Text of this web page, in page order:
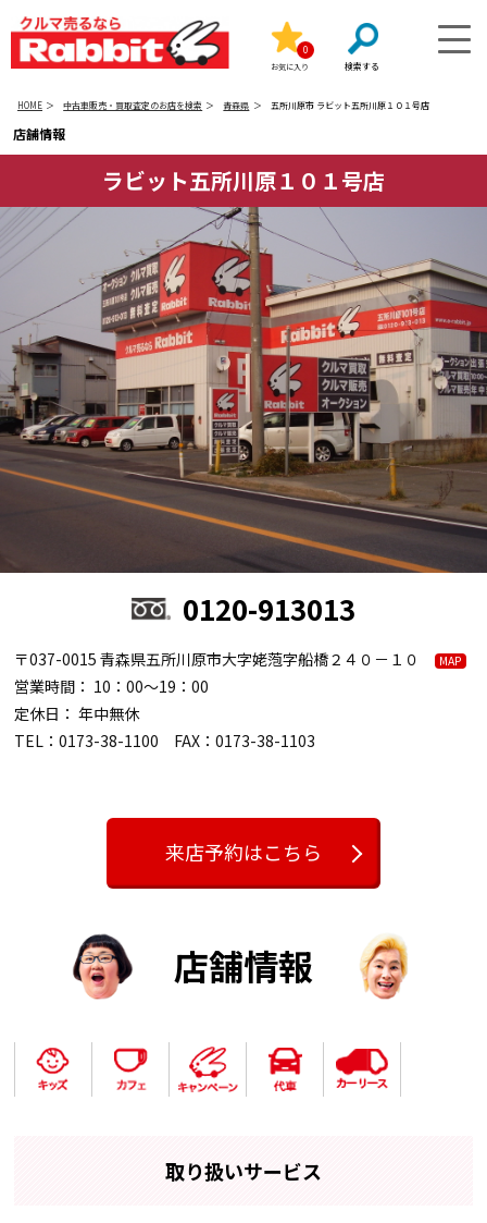
お気に入り
0
HOME 中古車販売・買取査定のお店を検索 青森県 五所川原市 ラビット五所川原１０１号店
店舗情報
ラビット五所川原１０１号店
0120-913013
〒037-0015 青森県五所川原市大字姥萢字船橋２４０－１０ MAP
営業時間： 10：00～19：00
定休日： 年中無休
TEL：0173-38-1100 FAX：0173-38-1103
来店予約はこちら
店舗情報
取り扱いサービス